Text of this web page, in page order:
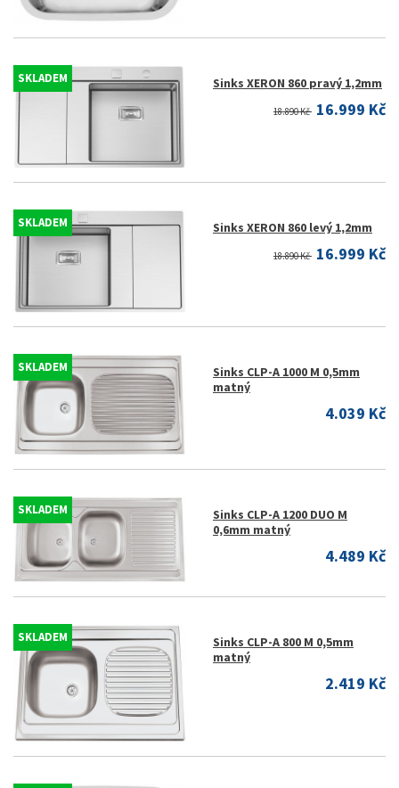
SKLADEM Sinks XERON 860 pravý 1,2mm
18.890 Kč 16.999 Kč
SKLADEM Sinks XERON 860 levý 1,2mm
18.890 Kč 16.999 Kč
SKLADEM
Sinks CLP-A 1000 M 0,5mm
matný
4.039 Kč
SKLADEM
Sinks CLP-A 1200 DUO M
0,6mm matný
4.489 Kč
SKLADEM
Sinks CLP-A 800 M 0,5mm
matný
2.419 Kč